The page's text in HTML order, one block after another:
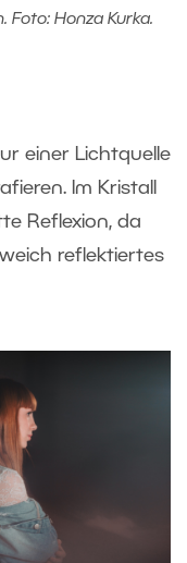
Foto: Honza Kurka.
einer Lichtquelle
Im Kristall
Reflexion, da
reflektiertes